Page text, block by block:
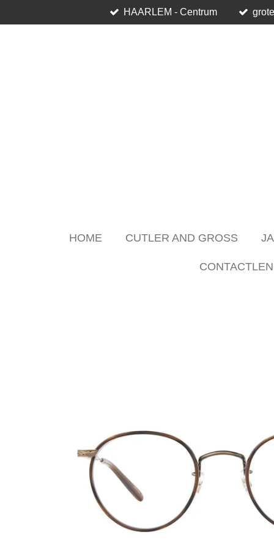
to
HAARLEM - Centrum
HOME CUTLER AND GROSS